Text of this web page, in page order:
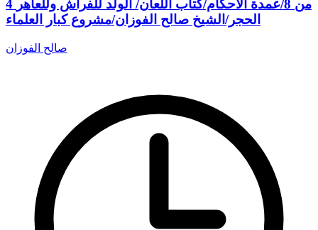
4 من 8/عمدة الأحكام/كتاب اللعان/ الولد للفراش وللعاهر
الحجر/الشيخ صالح الفوزان/مشروع كبار العلماء
صالح الفوزان